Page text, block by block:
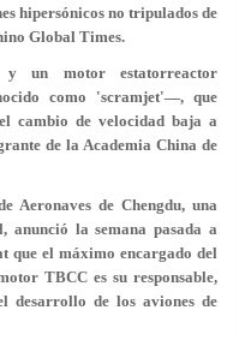
hipersónicos no tripulados de
Global Times.
un motor estatorreactor
como 'scramjet'—, que
cambio de velocidad baja a
de la Academia China de
Aeronaves de Chengdu, una
anunció la semana pasada a
que el máximo encargado del
TBCC es su responsable,
desarrollo de los aviones de